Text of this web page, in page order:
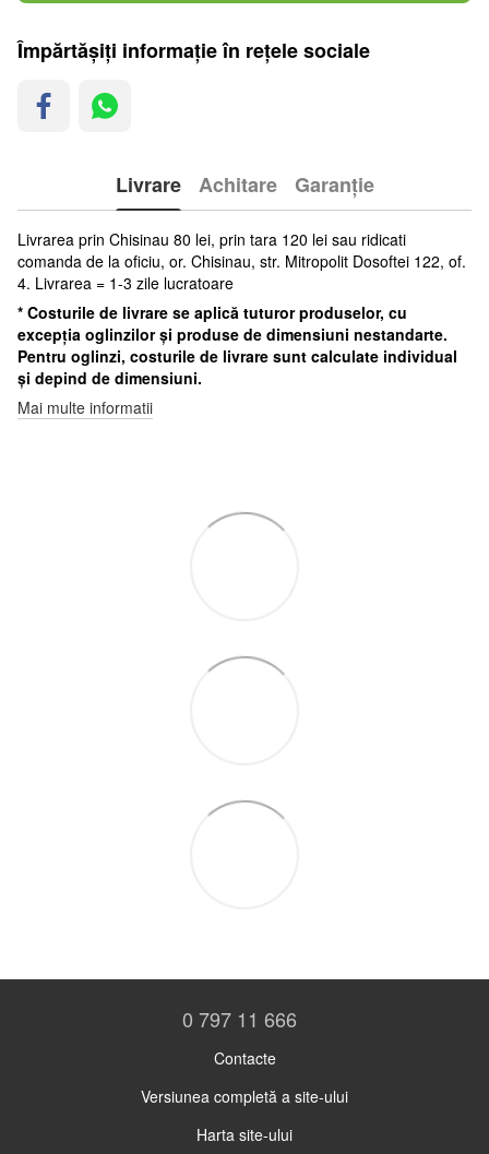
Împărtășiți informație în rețele sociale
Livrare Achitare Garanție
Livrarea prin Chisinau 80 lei, prin tara 120 lei sau ridicati
comanda de la oficiu, or. Chisinau, str. Mitropolit Dosoftei 122, of.
4. Livrarea = 1-3 zile lucratoare
* Costurile de livrare se aplică tuturor produselor, cu
excepția oglinzilor și produse de dimensiuni nestandarte.
Pentru oglinzi, costurile de livrare sunt calculate individual
și depind de dimensiuni.
Mai multe informatii
0 797 11 666
Contacte
Versiunea completă a site-ului
Harta site-ului